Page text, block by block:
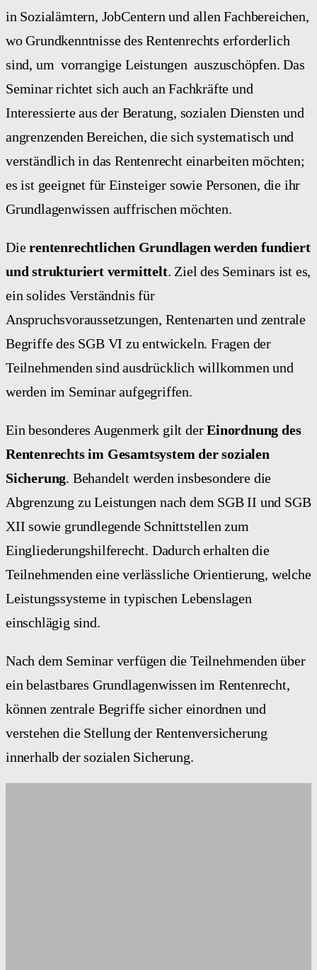
in Sozialämtern, JobCentern und allen Fachbereichen,
wo Grundkenntnisse des Rentenrechts erforderlich
sind, um vorrangige Leistungen auszuschöpfen. Das
Seminar richtet sich auch an Fachkräfte und
Interessierte aus der Beratung, sozialen Diensten und
angrenzenden Bereichen, die sich systematisch und
verständlich in das Rentenrecht einarbeiten möchten;
es ist geeignet für Einsteiger sowie Personen, die ihr
Grundlagenwissen auffrischen möchten.
Dierentenrechtlichen Grundlagen werden fundiert
und strukturiert vermittelt. Ziel des Seminars ist es,
ein solides Verständnis für
Anspruchsvoraussetzungen, Rentenarten und zentrale
Begriffe des SGB VI zu entwickeln. Fragen der
Teilnehmenden sind ausdrücklich willkommen und
werden im Seminar aufgegriffen.
Ein besonderes Augenmerk gilt derEinordnung des
Rentenrechts im Gesamtsystem der sozialen
Sicherung. Behandelt werden insbesondere die
Abgrenzung zu Leistungen nach dem SGB II und SGB
XII sowie grundlegende Schnittstellen zum
Eingliederungshilferecht. Dadurch erhalten die
Teilnehmenden eine verlässliche Orientierung, welche
Leistungssysteme in typischen Lebenslagen
einschlägig sind.
Nach dem Seminar verfügen die Teilnehmenden über
ein belastbares Grundlagenwissen im Rentenrecht,
können zentrale Begriffe sicher einordnen und
verstehen die Stellung der Rentenversicherung
innerhalb der sozialen Sicherung.